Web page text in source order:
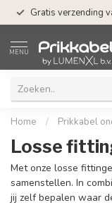
Gratis verzending
MENU
Home / Prikkabel
Losse
Met onze losse
samenstellen. In
jij zelf bepalen waar